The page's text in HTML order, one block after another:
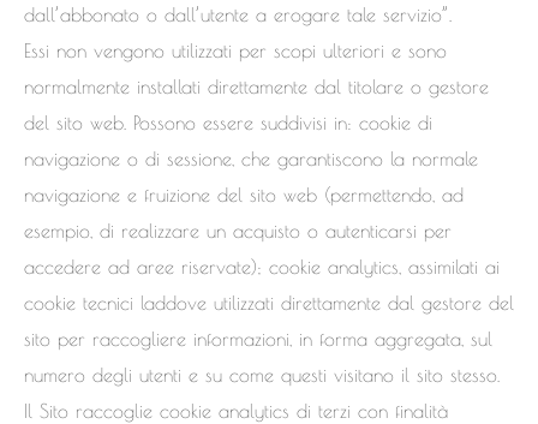
dall’abbonato o dall’utente a erogare tale servizio”.
Essi non vengono utilizzati per scopi ulteriori e sono
normalmente installati direttamente dal titolare o gestore
del sito web. Possono essere suddivisi in: cookie di
navigazione o di sessione, che garantiscono la normale
navigazione e fruizione del sito web (permettendo, ad
esempio, di realizzare un acquisto o autenticarsi per
accedere ad aree riservate); cookie analytics, assimilati ai
cookie tecnici laddove utilizzati direttamente dal gestore del
sito per raccogliere informazioni, in forma aggregata, sul
numero degli utenti e su come questi visitano il sito stesso.
Il Sito raccoglie cookie analytics di terzi con finalità